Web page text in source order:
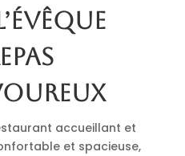
accueillant et
et spacieuse,